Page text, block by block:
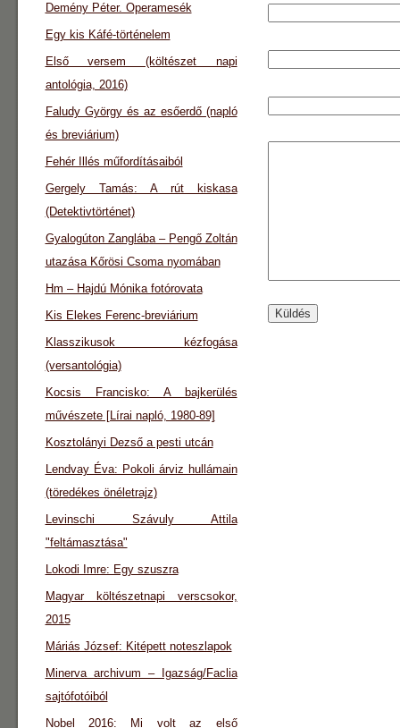
Demény Péter. Operamesék
Egy kis Káfé-történelem
Első versem (költészet napi
antológia, 2016)
Faludy György és az esőerdő (napló
és breviárium)
Fehér Illés műfordításaiból
Gergely Tamás: A rút kiskasa
(Detektivtörténet)
Gyalogúton Zanglába – Pengő Zoltán
utazása Kőrösi Csoma nyomában
Hm – Hajdú Mónika fotórovata
Kis Elekes Ferenc-breviárium
Klasszikusok kézfogása
(versantológia)
Kocsis Francisko: A bajkerülés
művészete [Lírai napló, 1980-89]
Kosztolányi Dezső a pesti utcán
Lendvay Éva: Pokoli árviz hullámain
(töredékes önéletrajz)
Levinschi Szávuly Attila
"feltámasztása"
Lokodi Imre: Egy szuszra
Magyar költészetnapi verscsokor,
2015
Máriás József: Kitépett noteszlapok
Minerva archivum – Igazság/Faclia
sajtófotóiból
Nobel 2016: Mi volt az első